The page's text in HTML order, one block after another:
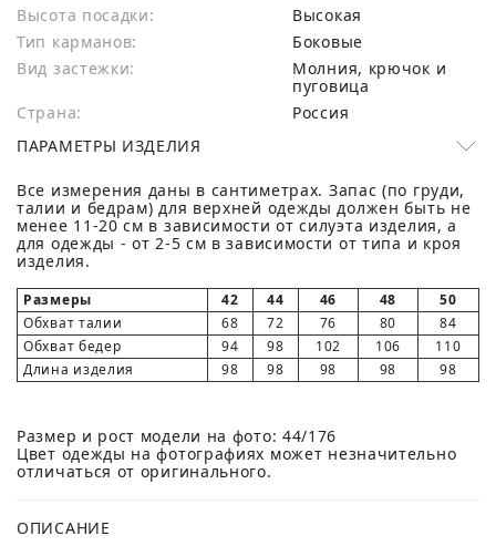
Высота посадки:
Высокая
Тип карманов:
Боковые
Вид застежки:
Молния, крючок и
пуговица
Страна:
Россия
ПАРАМЕТРЫ ИЗДЕЛИЯ
Все измерения даны в сантиметрах. Запас (по груди,
талии и бедрам) для верхней одежды должен быть не
менее 11-20 см в зависимости от силуэта изделия, а
для одежды - от 2-5 см в зависимости от типа и кроя
изделия.
Размеры 42 44 46 48
50
Обхват талии
68 72 76 80
84
Обхват бедер
94 98 102 106
110
Длина изделия
98 98 98 98 98
Размер и рост модели на фото: 44/176
Цвет одежды на фотографиях может незначительно
отличаться от оригинального.
ОПИСАНИЕ